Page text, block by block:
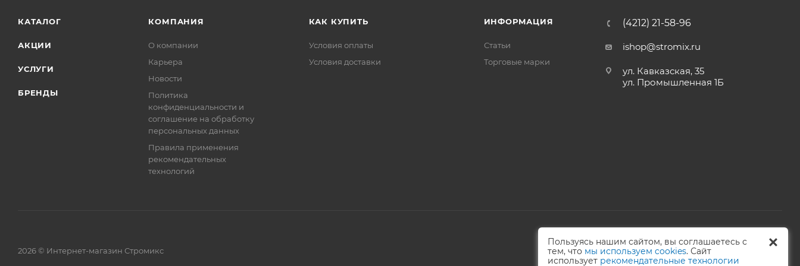
КАТАЛОГ
АКЦИИ
УСЛУГИ
БРЕНДЫ
КОМПАНИЯ
О компании
Карьера
Новости
Политика
конфиденциальности и
соглашение на обработку
персональных данных
Правила применения
рекомендательных
технологий
КАК КУПИТЬ
Условия оплаты
Условия доставки
ИНФОРМАЦИЯ
Статьи
Торговые марки
(4212) 21-58-96
ishop@stromix.ru
ул. Кавказская, 35
ул. Промышленная 1Б
2026 © Интернет-магазин Стромикс
Пользуясь нашим сайтом, вы соглашаетесь с
тем, что мы используем cookies. Сайт
использует рекомендательные технологии